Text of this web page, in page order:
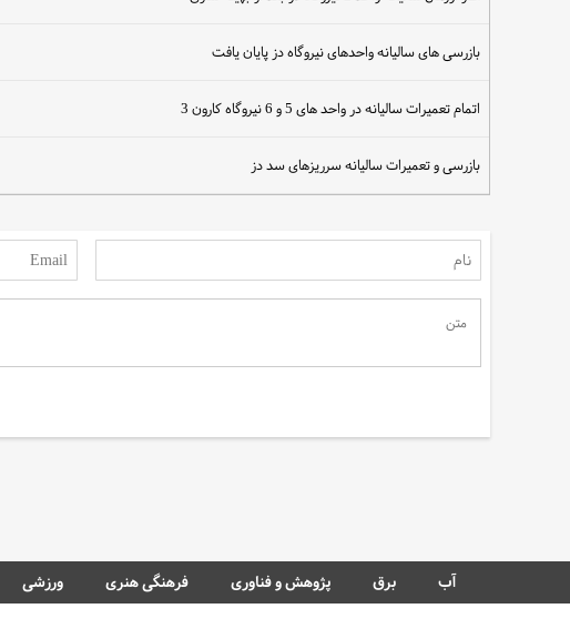
بازرسی های سالیانه واحدهای نیروگاه دز پایان یافت
اتمام تعمیرات سالیانه در واحد های 5 و 6 نیروگاه کارون 3
بازرسی و تعمیرات سالیانه سرریزهای سد دز
سهم مردم در نجات آب
آب برق پژوهش و فناوری فرهنگی هنری ورزشی